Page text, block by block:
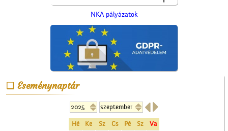
NKA pályázatok
Eseménynaptár

Hé Ke Sz Cs Pé Sz
Va
A régi ceglédi evangélikus
iskola